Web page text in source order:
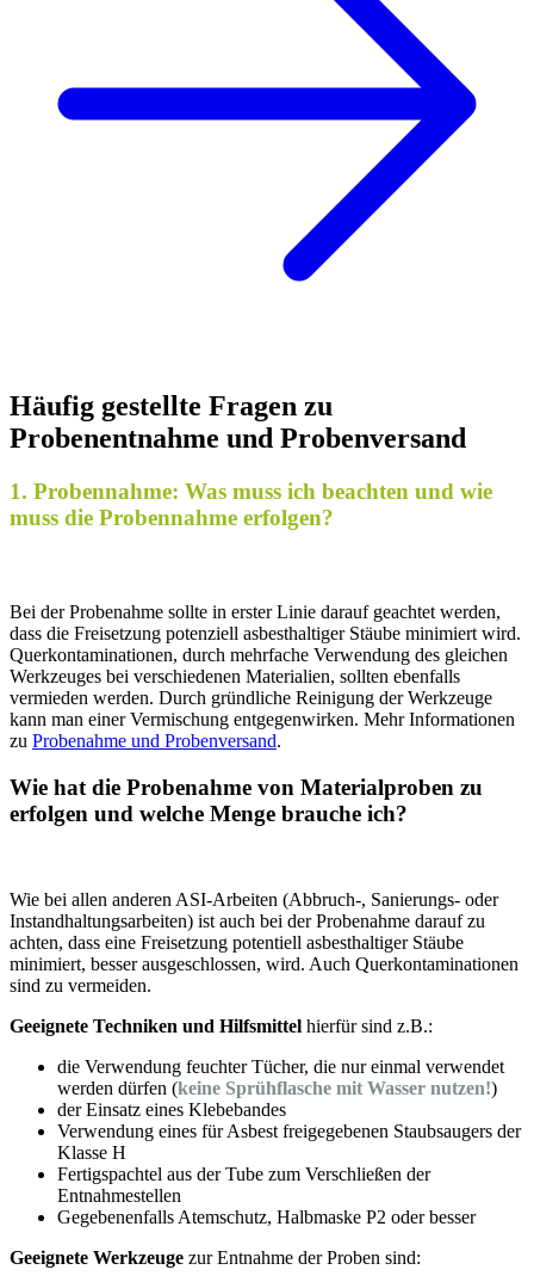
Häufig gestellte Fragen zu
Probenentnahme und Probenversand
1. Probennahme: Was muss ich beachten und wie
muss die Probennahme erfolgen?
Bei der Probenahme sollte in erster Linie darauf geachtet werden,
dass die Freisetzung potenziell asbesthaltiger Stäube minimiert wird.
Querkontaminationen, durch mehrfache Verwendung des gleichen
Werkzeuges bei verschiedenen Materialien, sollten ebenfalls
vermieden werden. Durch gründliche Reinigung der Werkzeuge
kann man einer Vermischung entgegenwirken. Mehr Informationen
zu Probenahme und Probenversand.
Wie hat die Probenahme von Materialproben zu
erfolgen und welche Menge brauche ich?
Wie bei allen anderen ASI-Arbeiten (Abbruch-, Sanierungs- oder
Instandhaltungsarbeiten) ist auch bei der Probenahme darauf zu
achten, dass eine Freisetzung potentiell asbesthaltiger Stäube
minimiert, besser ausgeschlossen, wird. Auch Querkontaminationen
sind zu vermeiden.
Geeignete Techniken und Hilfsmittel hierfür sind z.B.:
die Verwendung feuchter Tücher, die nur einmal verwendet
werden dürfen (keine Sprühflasche mit Wasser nutzen!)
der Einsatz eines Klebebandes
Verwendung eines für Asbest freigegebenen Staubsaugers der
Klasse H
Fertigspachtel aus der Tube zum Verschließen der
Entnahmestellen
Gegebenenfalls Atemschutz, Halbmaske P2 oder besser
Geeignete Werkzeuge zur Entnahme der Proben sind: